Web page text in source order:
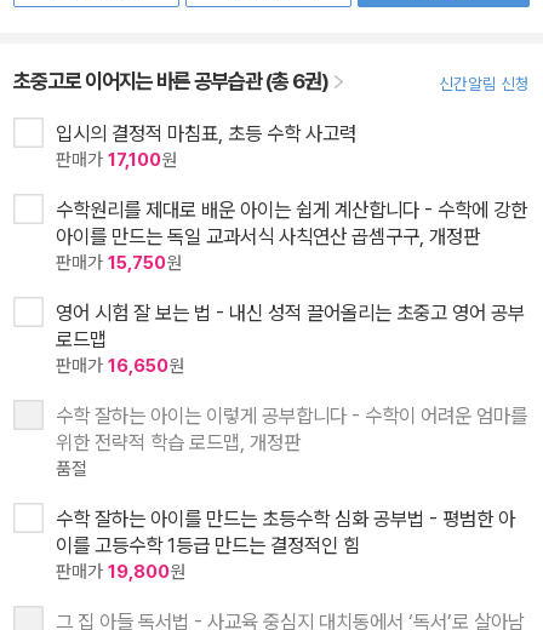
초중고로 이어지는 바른 공부습관 (총 6권) 신간알림 신청
입시의 결정적 마침표, 초등 수학 사고력
판매가 17,100원
수학원리를 제대로 배운 아이는 쉽게 계산합니다 - 수학에 강한
아이를 만드는 독일 교과서식 사칙연산 곱셈구구, 개정판
판매가 15,750원
영어 시험 잘 보는 법 - 내신 성적 끌어올리는 초중고 영어 공부
로드맵
판매가 16,650원
수학 잘하는 아이는 이렇게 공부합니다 - 수학이 어려운 엄마를
위한 전략적 학습 로드맵, 개정판
품절
수학 잘하는 아이를 만드는 초등수학 심화 공부법 - 평범한 아
이를 고등수학 1등급 만드는 결정적인 힘
판매가 19,800원
그 집 아들 독서법 - 사교육 중심지 대치동에서 ‘독서’로 살아남